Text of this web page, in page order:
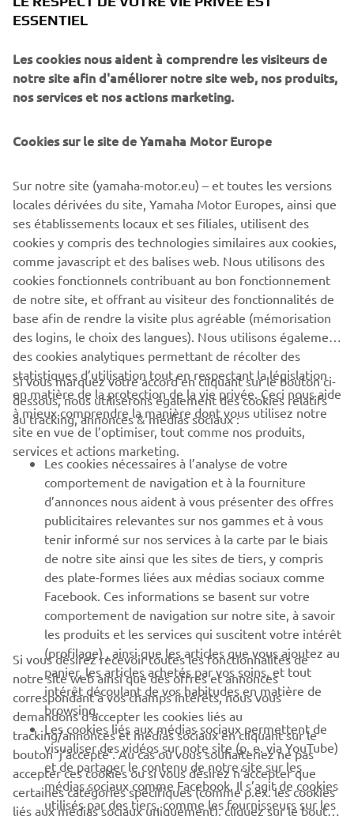
Round 2: 7-8 May – Estoril, Portugal
Round 4: 2-3 July – Donington Park, UK
Round 5: 3-4 September – Magny-Cours, France
Round 6: 17-18 September – Catalunya, Spain
Riders can still register their interest in the inaugural
clicking here
R3 BLU CRU CUP REGISTRATION
CORPORATE
BUSINESS
PLUS YAMAHA
SUPPORT
NEWSLETTER
Découvrez en exclusivité les dernières offres, les événements
spéciaux, les nouveautés et bien plus encore
S'ABONNER
Lisez notre politique de confidentialité pour savoir comment
nous traitons vos données personnelles :Politique de
Confidentialité
Belgium (French)
ESSENTIEL
Les cookies nous aident à comprendre les visiteurs de
notre site afin d'améliorer notre site web, nos produits,
nos services et nos actions marketing.
Cookies sur le site de Yamaha Motor Europe
Sur notre site (yamaha-motor.eu) – et toutes les versions
locales dérivées du site, Yamaha Motor Europes, ainsi que
ses établissements locaux et ses filiales, utilisent des
cookies y compris des technologies similaires aux cookies,
comme javascript et des balises web. Nous utilisons des
cookies fonctionnels contribuant au bon fonctionnement
de notre site, et offrant au visiteur des fonctionnalités de
base afin de rendre la visite plus agréable (mémorisation
des logins, le choix des langues). Nous utilisons également
des cookies analytiques permettant de récolter des
statistiques d’utilisation tout en respectant la législation
en matière de la protection de la vie privée. Ceci nous aide
à mieux comprendre la manière dont vous utilisez notre
site en vue de l’optimiser, tout comme nos produits,
services et actions marketing.
Si vous marquez votre accord en cliquant sur le bouton ci-
dessous, nous utiliserons également des cookies relatifs
au tracking, annonces & médias sociaux :
Les cookies nécessaires à l’analyse de votre
comportement de navigation et à la fourniture
d’annonces nous aident à vous présenter des offres
publicitaires relevantes sur nos gammes et à vous
tenir informé sur nos services à la carte par le biais
de notre site ainsi que les sites de tiers, y compris
des plate-formes liées aux médias sociaux comme
Facebook. Ces informations se basent sur votre
comportement de navigation sur notre site, à savoir
les produits et les services qui suscitent votre intérêt
(profilage) , ainsi que les articles que vous ajoutez au
panier, les articles achetés par vos soins, et tout
intérêt découlant de vos habitudes en matière de
browsing.
Les cookies liés aux médias sociaux permettent de
visualiser des vidéos sur note site (p. e. via YouTube)
et de partager le contenu de notre site sur les
médias sociaux comme Facebook. Il s’agit de cookies
utilisés par des tiers, comme les fournisseurs sur les
Si vous désirez recevoir toutes les fonctionnalités de
notre site web ainsi que des offres et annonces
correspondant à vos champs intérêts, nous vous
demandons d’accepter les cookies liés au
tracking/annonces et médias sociaux en cliquant sur le
bouton ‘j’accepte’. Au cas où vous souhaiteriez ne pas
accepter ces cookies ou si vous désirez n’accepter que
certaines catégories spécifiques (comme p.ex. les cookies
liés aux médias sociaux uniquement), cliquez sur le bouton